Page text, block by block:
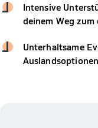
Intensive
deinem Weg
Unterhaltsame
Auslandsoptionen